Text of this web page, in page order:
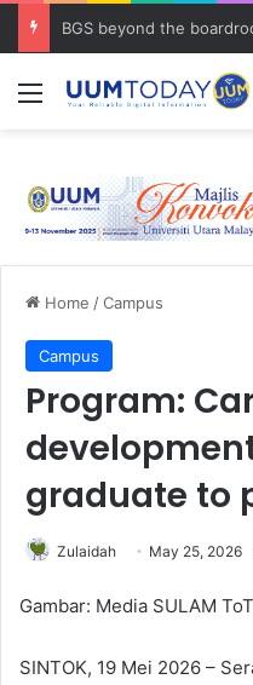
Menu
Home /Campus
Campus
Program:
graduate to
Zulaidah May 25, 2026
Gambar: Media SULAM
SINTOK, 19 Mei 2026 –